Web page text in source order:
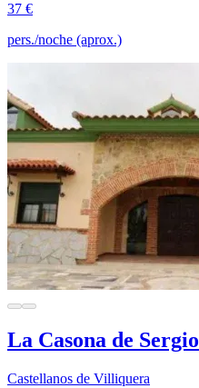
37 €
pers./noche (aprox.)
La Casona de Sergio
Castellanos de Villiquera